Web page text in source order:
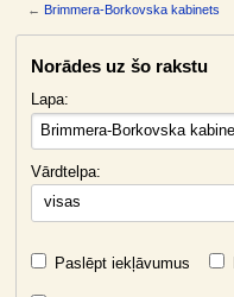
←Brimmera-Borkovska kabinets
Norādes uz šo rakstu
Lapa:
Vārdtelpa:
visas
Paslēpt iekļāvumus